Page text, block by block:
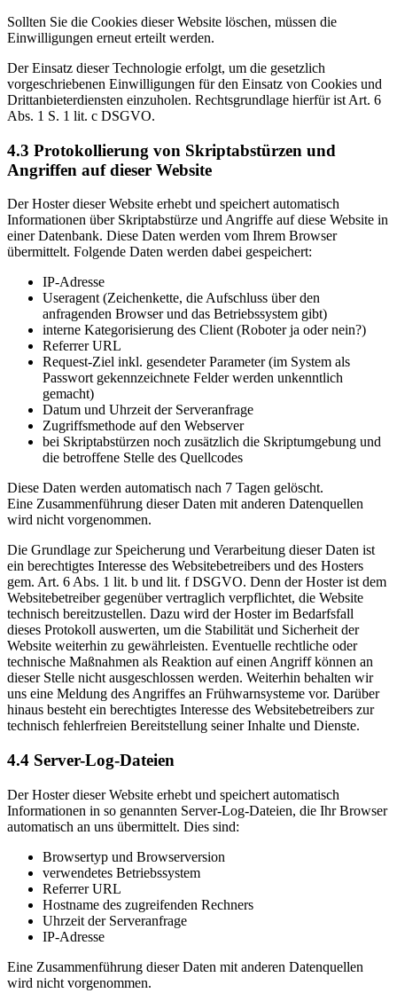
Sollten Sie die Cookies dieser Website löschen, müssen die
Einwilligungen erneut erteilt werden.
Der Einsatz dieser Technologie erfolgt, um die gesetzlich
vorgeschriebenen Einwilligungen für den Einsatz von Cookies und
Drittanbieterdiensten einzuholen. Rechtsgrundlage hierfür ist Art. 6
Abs. 1 S. 1 lit. c DSGVO.
4.3 Protokollierung von Skriptabstürzen und
Angriffen auf dieser Website
Der Hoster dieser Website erhebt und speichert automatisch
Informationen über Skriptabstürze und Angriffe auf diese Website in
einer Datenbank. Diese Daten werden vom Ihrem Browser
übermittelt. Folgende Daten werden dabei gespeichert:
IP-Adresse
Useragent (Zeichenkette, die Aufschluss über den
anfragenden Browser und das Betriebssystem gibt)
interne Kategorisierung des Client (Roboter ja oder nein?)
Referrer URL
Request-Ziel inkl. gesendeter Parameter (im System als
Passwort gekennzeichnete Felder werden unkenntlich
gemacht)
Datum und Uhrzeit der Serveranfrage
Zugriffsmethode auf den Webserver
bei Skriptabstürzen noch zusätzlich die Skriptumgebung und
die betroffene Stelle des Quellcodes
Diese Daten werden automatisch nach 7 Tagen gelöscht.
Eine Zusammenführung dieser Daten mit anderen Datenquellen
wird nicht vorgenommen.
Die Grundlage zur Speicherung und Verarbeitung dieser Daten ist
ein berechtigtes Interesse des Websitebetreibers und des Hosters
gem. Art. 6 Abs. 1 lit. b und lit. f DSGVO. Denn der Hoster ist dem
Websitebetreiber gegenüber vertraglich verpflichtet, die Website
technisch bereitzustellen. Dazu wird der Hoster im Bedarfsfall
dieses Protokoll auswerten, um die Stabilität und Sicherheit der
Website weiterhin zu gewährleisten. Eventuelle rechtliche oder
technische Maßnahmen als Reaktion auf einen Angriff können an
dieser Stelle nicht ausgeschlossen werden. Weiterhin behalten wir
uns eine Meldung des Angriffes an Frühwarnsysteme vor. Darüber
hinaus besteht ein berechtigtes Interesse des Websitebetreibers zur
technisch fehlerfreien Bereitstellung seiner Inhalte und Dienste.
4.4 Server-Log-Dateien
Der Hoster dieser Website erhebt und speichert automatisch
Informationen in so genannten Server-Log-Dateien, die Ihr Browser
automatisch an uns übermittelt. Dies sind:
Browsertyp und Browserversion
verwendetes Betriebssystem
Referrer URL
Hostname des zugreifenden Rechners
Uhrzeit der Serveranfrage
IP-Adresse
Eine Zusammenführung dieser Daten mit anderen Datenquellen
wird nicht vorgenommen.